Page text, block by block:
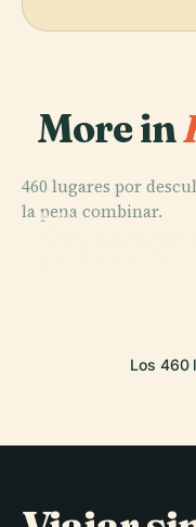
More in
460 lugares por
la pena combinar.
PLACE
PLACE
Los 460